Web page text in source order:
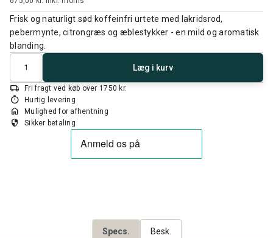
Frisk og naturligt sød koffeinfri urtete med lakridsrod,
pebermynte, citrongræs og æblestykker - en mild og aromatisk
blanding.
Antal
Læg i kurv
local_shipping Fri fragt ved køb over 1750 kr.
timer Hurtig levering
home Mulighed for afhentning
security Sikker betaling
Specs. Besk.